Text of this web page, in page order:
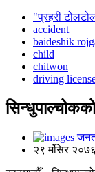
"प्रहरी
accident
baideshik
child
chitwon
driving
२९ मंसिर